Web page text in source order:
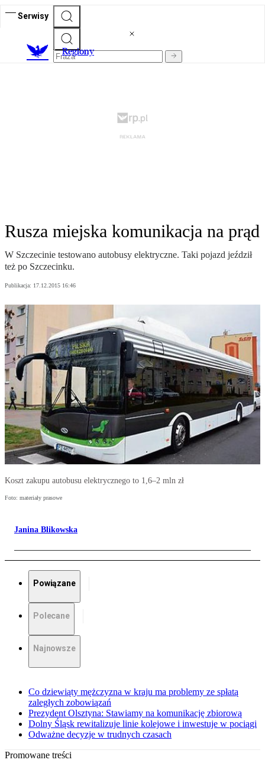
Serwisy
Regiony
Rusza miejska komunikacja na prąd
W Szczecinie testowano autobusy elektryczne. Taki pojazd jeździł
też po Szczecinku.
Publikacja: 17.12.2015 16:46
Koszt zakupu autobusu elektrycznego to 1,6–2 mln zł
Foto: materiały prasowe
Janina Blikowska
Powiązane
Polecane
Najnowsze
Co dziewiąty mężczyzna w kraju ma problemy ze spłatą
zaległych zobowiązań
Prezydent Olsztyna: Stawiamy na komunikację zbiorową
Dolny Śląsk rewitalizuje linie kolejowe i inwestuje w pociągi
Odważne decyzje w trudnych czasach
Promowane treści